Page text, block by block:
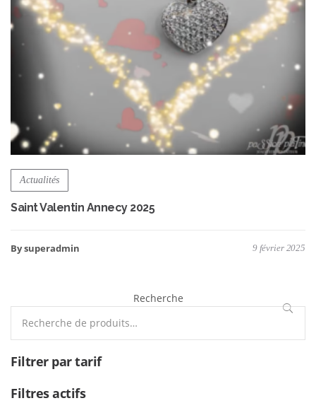
Actualités
Saint Valentin Annecy 2025
By superadmin 9 février 2025
Recherche
Filtrer par tarif
Filtres actifs